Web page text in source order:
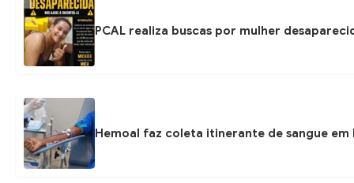
PCAL realiza buscas por mulher
Hemoal faz coleta itinerante de sangue em